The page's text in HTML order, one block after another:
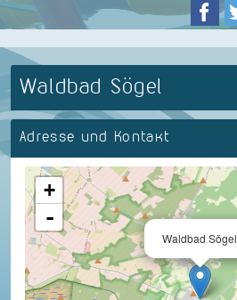
Waldbad Sögel
Adresse und Kontakt
Waldbad Sögel
+
-